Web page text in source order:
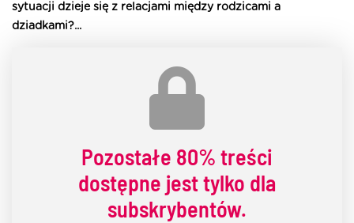
sytuacji dzieje się z relacjami między rodzicami a
dziadkami?...
Pozostałe 80% treści
dostępne jest tylko dla
subskrybentów.